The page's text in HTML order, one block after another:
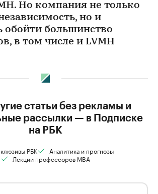
Но компания не только
но и
обойти большинство
в том числе и LVMH
статьи без рекламы и
рассылки — в Подписке
на РБК
РБК
Аналитика и прогнозы
Лекции профессоров MBA